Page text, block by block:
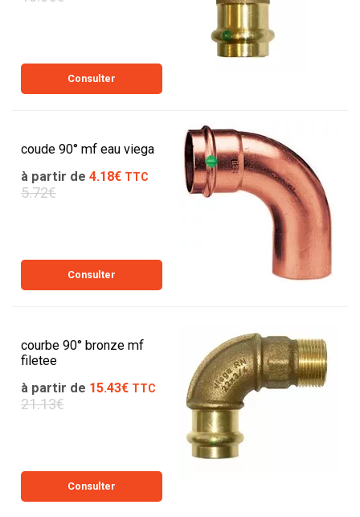
Consulter
coude 90° mf eau viega
à partir de 4.18€ TTC
5.72€
Consulter
courbe 90° bronze mf
filetee
à partir de 15.43€ TTC
21.13€
Consulter